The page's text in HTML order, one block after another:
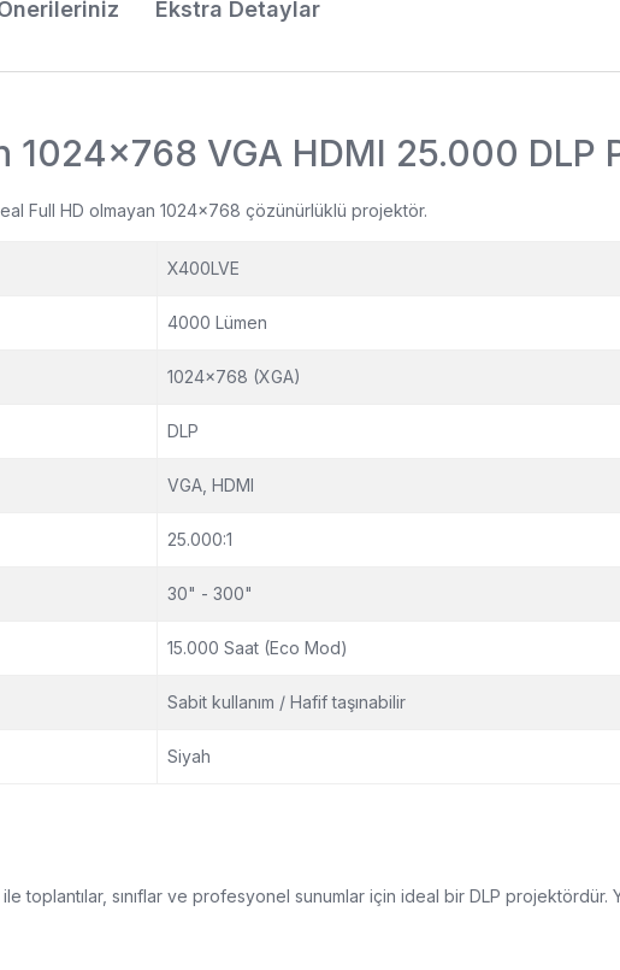
Ekstra Detaylar
VGA HDMI 25.000 DLP
Full HD olmayan 1024x768 çözünürlüklü projektör.
X400LVE
4000 Lümen
1024x768 (XGA)
DLP
VGA, HDMI
25.000:1
30" - 300"
15.000 Saat (Eco Mod)
Sabit kullanım / Hafif taşınabilir
Siyah
toplantılar, sınıflar ve profesyonel sunumlar için ideal bir DLP projektördür.